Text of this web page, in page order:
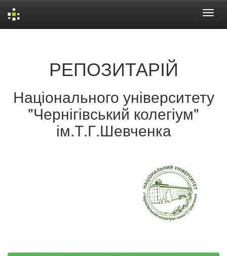
РЕПОЗИТАРІЙ
Національного університету
"Чернігівський колегіум"
ім.Т.Г.Шевченка